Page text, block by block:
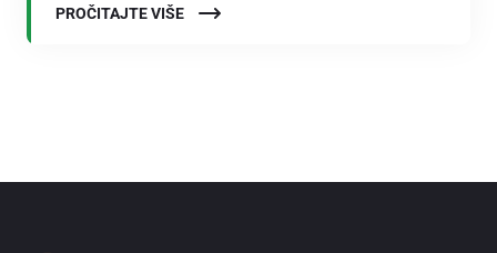
PROČITAJTE VIŠE